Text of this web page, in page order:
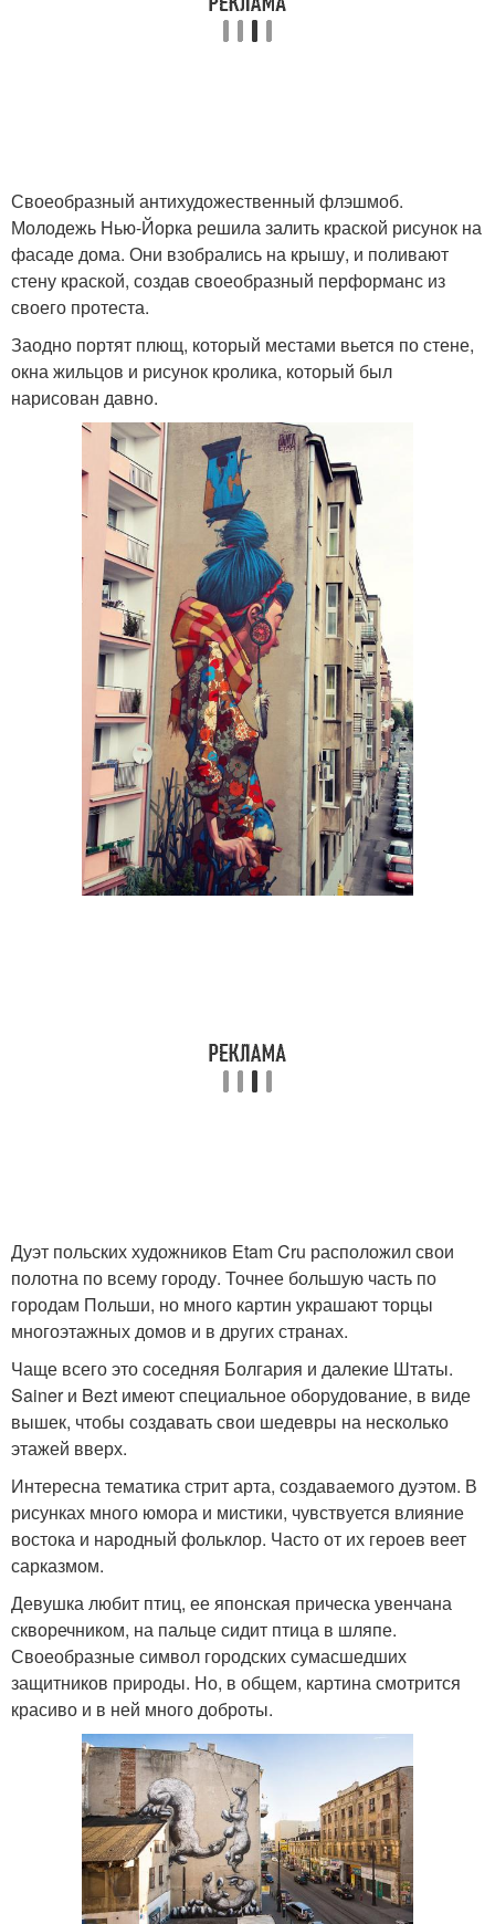
Своеобразный антихудожественный флэшмоб.
Молодежь Нью-Йорка решила залить краской рисунок на
фасаде дома. Они взобрались на крышу, и поливают
стену краской, создав своеобразный перформанс из
своего протеста.
Заодно портят плющ, который местами вьется по стене,
окна жильцов и рисунок кролика, который был
нарисован давно.
Дуэт польских художников Etam Cru расположил свои
полотна по всему городу. Точнее большую часть по
городам Польши, но много картин украшают торцы
многоэтажных домов и в других странах.
Чаще всего это соседняя Болгария и далекие Штаты.
Sainer и Bezt имеют специальное оборудование, в виде
вышек, чтобы создавать свои шедевры на несколько
этажей вверх.
Интересна тематика стрит арта, создаваемого дуэтом. В
рисунках много юмора и мистики, чувствуется влияние
востока и народный фольклор. Часто от их героев веет
сарказмом.
Девушка любит птиц, ее японская прическа увенчана
скворечником, на пальце сидит птица в шляпе.
Своеобразные символ городских сумасшедших
защитников природы. Но, в общем, картина смотрится
красиво и в ней много доброты.